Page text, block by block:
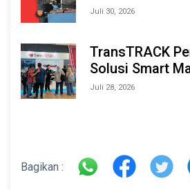
Tahan Lama
Juli 30, 2026
TransTRACK
Solusi Smart
Monitoring
Juli 28, 2026
Bagikan :